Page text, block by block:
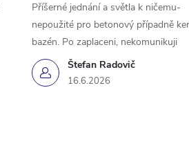
Štefan Radovič
16.6.2026
Příšerné jednání a světla k ničemu-
nepoužité pro betonový případně
bazén. Po zaplaceni, nekomunikuji